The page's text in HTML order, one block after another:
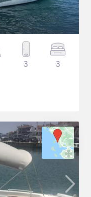
3 3